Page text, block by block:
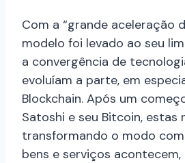
Com a “grande aceleração
modelo foi levado ao seu
a convergência de
evoluíam a parte, em
Blockchain. Após um
Satoshi e seu Bitcoin, estas
transformando o modo
bens e serviços acontecem,